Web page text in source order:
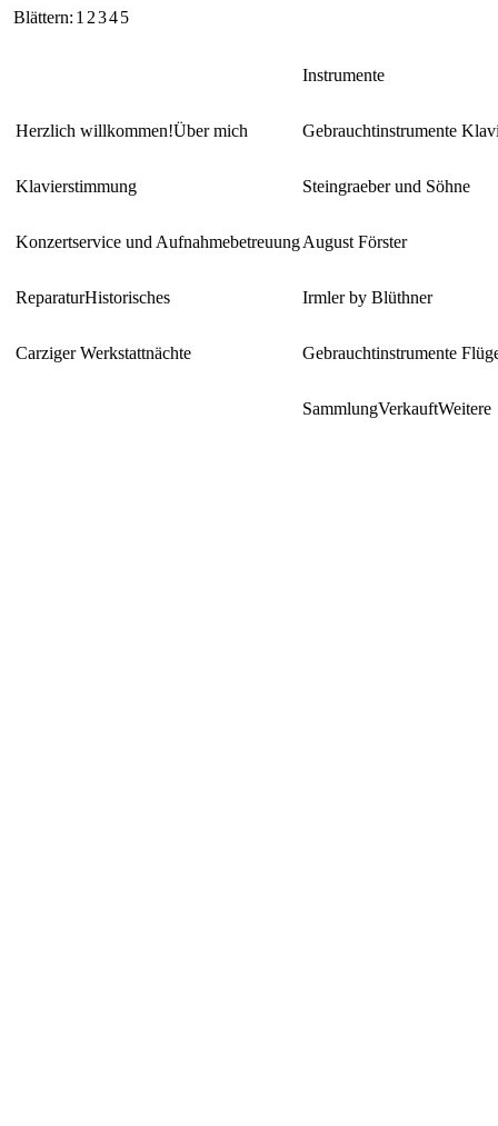
Blättern: 1 2345
Herzlich willkommen!Über mich
Klavierstimmung
Konzertservice und Aufnahmebetreuung
ReparaturHistorisches
Carziger Werkstattnächte
Instrumente
Gebrauchtinstrumente
Steingraeber und Söhne
August Förster
Irmler by Blüthner
Gebrauchtinstrumente
SammlungVerkauftWeitere